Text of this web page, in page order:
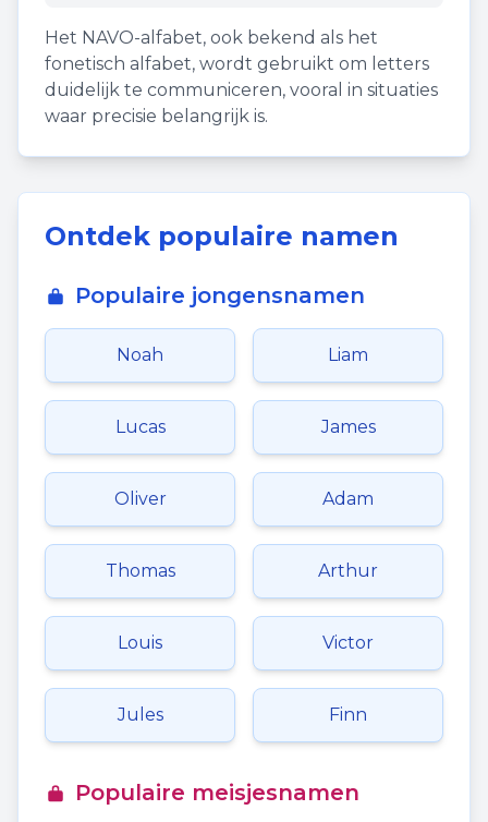
Het NAVO-alfabet, ook bekend als het
fonetisch alfabet, wordt gebruikt om letters
duidelijk te communiceren, vooral in situaties
waar precisie belangrijk is.
Ontdek populaire namen
Populaire jongensnamen
Noah Liam
Lucas James
Oliver Adam
Thomas Arthur
Louis Victor
Jules Finn
Populaire meisjesnamen